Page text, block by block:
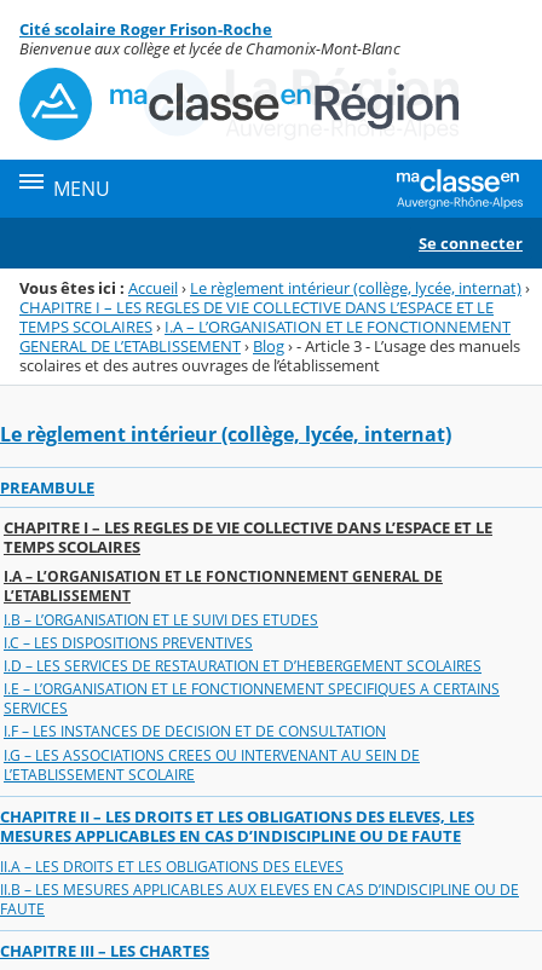
Menu de la rubrique
Contenu
Cité scolaire Roger Frison-Roche
Bienvenue aux collège et lycée de Chamonix-Mont-Blanc
MENU
Se connecter
Vous êtes ici : Accueil› Le règlement intérieur (collège, lycée, internat)›
CHAPITRE I – LES REGLES DE VIE COLLECTIVE DANS L’ESPACE ET LE
TEMPS SCOLAIRES› I.A – L’ORGANISATION ET LE FONCTIONNEMENT
GENERAL DE L’ETABLISSEMENT› Blog›- Article 3 - L’usage des manuels
scolaires et des autres ouvrages de l’établissement
Le règlement intérieur (collège, lycée, internat)
PREAMBULE
CHAPITRE I – LES REGLES DE VIE COLLECTIVE DANS L’ESPACE ET LE
TEMPS SCOLAIRES
I.A – L’ORGANISATION ET LE FONCTIONNEMENT GENERAL DE
L’ETABLISSEMENT
I.B – L’ORGANISATION ET LE SUIVI DES ETUDES
I.C – LES DISPOSITIONS PREVENTIVES
I.D – LES SERVICES DE RESTAURATION ET D’HEBERGEMENT SCOLAIRES
I.E – L’ORGANISATION ET LE FONCTIONNEMENT SPECIFIQUES A CERTAINS
SERVICES
I.F – LES INSTANCES DE DECISION ET DE CONSULTATION
I.G – LES ASSOCIATIONS CREES OU INTERVENANT AU SEIN DE
L’ETABLISSEMENT SCOLAIRE
CHAPITRE II – LES DROITS ET LES OBLIGATIONS DES ELEVES, LES
MESURES APPLICABLES EN CAS D’INDISCIPLINE OU DE FAUTE
II.A – LES DROITS ET LES OBLIGATIONS DES ELEVES
II.B – LES MESURES APPLICABLES AUX ELEVES EN CAS D’INDISCIPLINE OU DE
FAUTE
CHAPITRE III – LES CHARTES